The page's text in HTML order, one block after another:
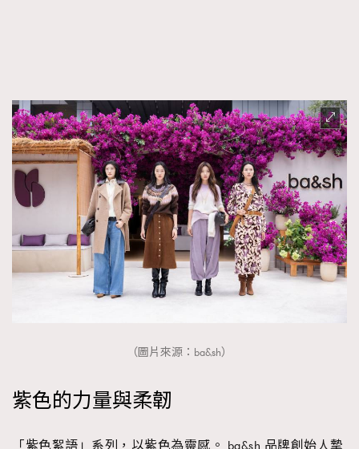
（圖片來源：ba&sh）
紫色的力量與柔韌
「紫色絮語」系列，以紫色為靈感。 ba&sh 品牌創始人摯